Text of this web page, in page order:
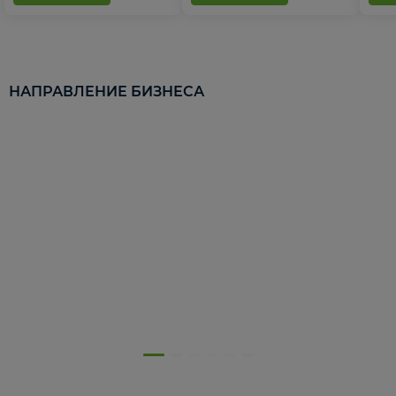
НАПРАВЛЕНИЕ БИЗНЕСА